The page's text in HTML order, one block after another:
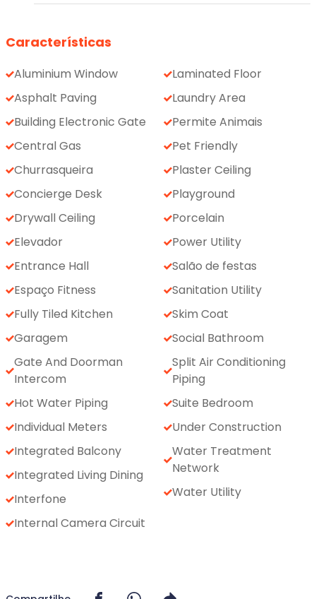
Características
Aluminium Window
Asphalt Paving
Building Electronic Gate
Central Gas
Churrasqueira
Concierge Desk
Drywall Ceiling
Elevador
Entrance Hall
Espaço Fitness
Fully Tiled Kitchen
Garagem
Gate And Doorman
Intercom
Hot Water Piping
Individual Meters
Integrated Balcony
Integrated Living Dining
Interfone
Internal Camera Circuit
Laminated Floor
Laundry Area
Permite Animais
Pet Friendly
Plaster Ceiling
Playground
Porcelain
Power Utility
Salão de festas
Sanitation Utility
Skim Coat
Social Bathroom
Split Air Conditioning
Piping
Suite Bedroom
Under Construction
Water Treatment
Network
Water Utility